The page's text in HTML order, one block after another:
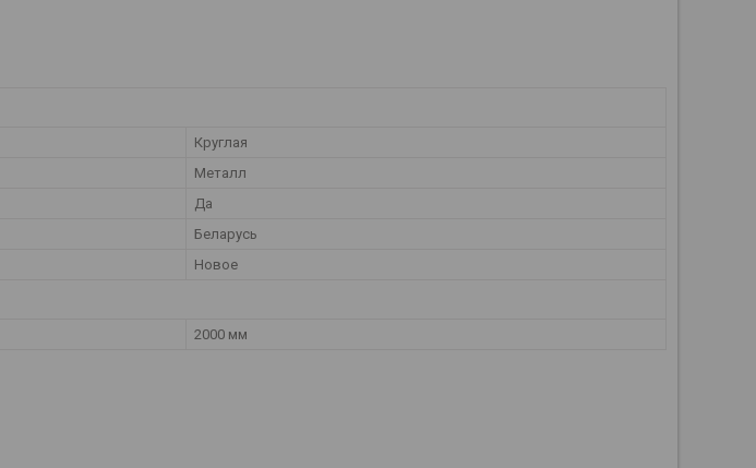
Круглая
Металл
Да
Беларусь
Новое
2000 мм